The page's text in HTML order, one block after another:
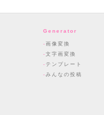
Generator
画像変換
文字画変換
テンプレート
みんなの投稿